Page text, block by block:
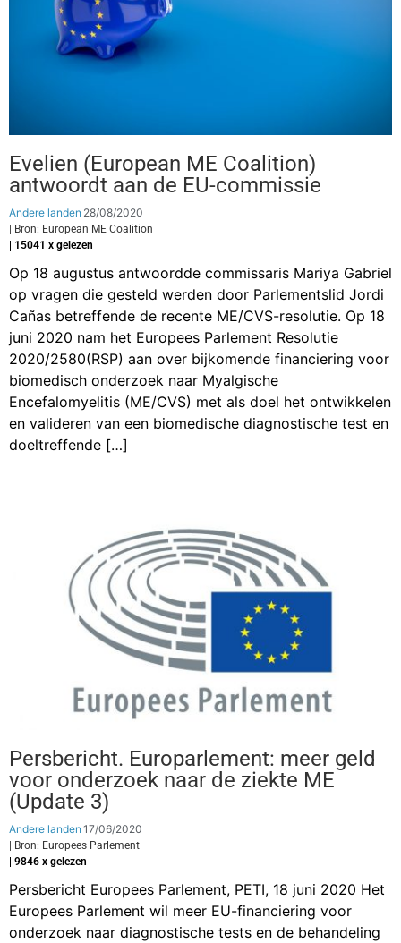
Evelien (European ME Coalition)
antwoordt aan de EU-commissie
Andere landen 28/08/2020
| Bron: European ME Coalition
| 15041 x gelezen
Op 18 augustus antwoordde commissaris Mariya Gabriel
op vragen die gesteld werden door Parlementslid Jordi
Cañas betreffende de recente ME/CVS-resolutie. Op 18
juni 2020 nam het Europees Parlement Resolutie
2020/2580(RSP) aan over bijkomende financiering voor
biomedisch onderzoek naar Myalgische
Encefalomyelitis (ME/CVS) met als doel het ontwikkelen
en valideren van een biomedische diagnostische test en
doeltreffende […]
Persbericht. Europarlement: meer geld
voor onderzoek naar de ziekte ME
(Update 3)
Andere landen 17/06/2020
| Bron: Europees Parlement
| 9846 x gelezen
Persbericht Europees Parlement, PETI, 18 juni 2020 Het
Europees Parlement wil meer EU-financiering voor
onderzoek naar diagnostische tests en de behandeling